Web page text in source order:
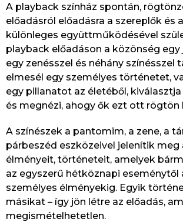
A playback színház spontán,
előadásról előadásra a szereplők és
különleges együttműködésével
playback előadáson a közönség
egy zenésszel és néhány színésszel
elmesél egy személyes történetet,
egy pillanatot az életéből,
és megnézi, ahogy ők ezt ott rögtön
A színészek a pantomim, a zene, a
párbeszéd eszközeivel jelenítik meg
élményeit, történeteit, amelyek
az egyszerű hétköznapi eseménytől
személyes élményekig. Egyik
másikat – így jön létre az előadás,
megismételhetetlen.